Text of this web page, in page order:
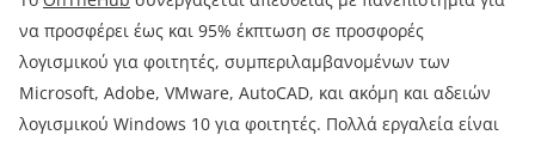
να προσφέρει έως και 95% έκπτωση σε προσφορές
λογισμικού για φοιτητές, συμπεριλαμβανομένων των
Microsoft, Adobe, VMware, AutoCAD, και ακόμη και αδειών
λογισμικού Windows 10 για φοιτητές. Πολλά εργαλεία είναι